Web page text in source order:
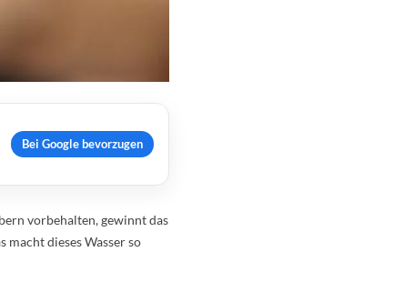
Bei Google bevorzugen
vorbehalten, gewinnt das
macht dieses Wasser so